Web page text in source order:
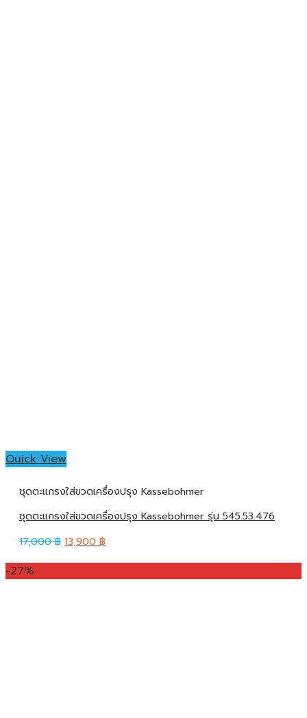
Quick View
ชุดตะแกรงใส่ขวดเครื่องปรุง Kassebohmer
ชุดตะแกรงใส่ขวดเครื่องปรุง Kassebohmer รุ่น 545.53.476
17,000฿ 13,900 ฿
-27%